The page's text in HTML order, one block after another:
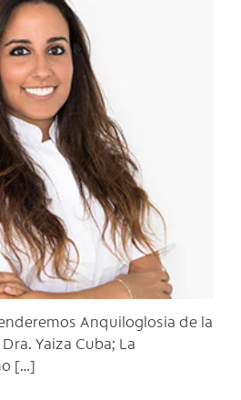
Anquiloglosia de la
Yaiza Cuba; La
[…]